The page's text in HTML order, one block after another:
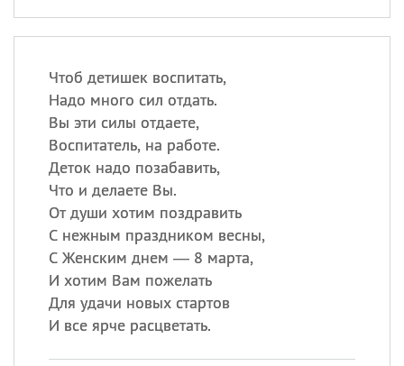
Чтоб детишек воспитать,
Надо много сил отдать.
Вы эти силы отдаете,
Воспитатель, на работе.
Деток надо позабавить,
Что и делаете Вы.
От души хотим поздравить
С нежным праздником весны,
С Женским днем — 8 марта,
И хотим Вам пожелать
Для удачи новых стартов
И все ярче расцветать.